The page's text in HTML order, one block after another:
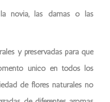
novia, las damas o las
y preservadas para que
único en todos los
de flores naturales no